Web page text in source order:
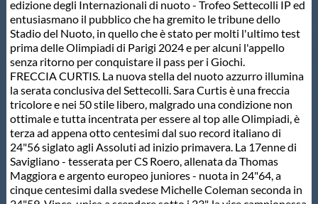
Centri Federali
Area Legislativa
Protezione Civile
Qualità
edizione degli Internazionali di nuoto - Trofeo Settecolli IP ed
entusiasmano il pubblico che ha gremito le tribune dello
Stadio del Nuoto, in quello che è stato per molti l'ultimo test
prima delle Olimpiadi di Parigi 2024 e per alcuni l'appello
senza ritorno per conquistare il pass per i Giochi.
FRECCIA CURTIS. La nuova stella del nuoto azzurro illumina
la serata conclusiva del Settecolli. Sara Curtis è una freccia
tricolore e nei 50 stile libero, malgrado una condizione non
ottimale e tutta incentrata per essere al top alle Olimpiadi, è
terza ad appena otto centesimi dal suo record italiano di
24"56 siglato agli Assoluti ad inizio primavera. La 17enne di
Savigliano - tesserata per CS Roero, allenata da Thomas
Maggiora e argento europeo juniores - nuota in 24"64, a
cinque centesimi dalla svedese Michelle Coleman seconda in